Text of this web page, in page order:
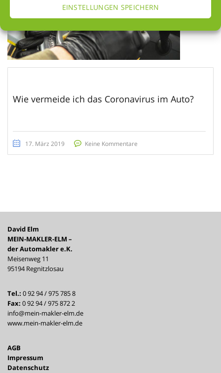
EINSTELLUNGEN SPEICHERN
Wie vermeide ich das Coronavirus im Auto?
17. März 2019 Keine Kommentare
David Elm
MEIN-MAKLER-ELM –
der Automakler e.K.
Meisenweg 11
95194 Regnitzlosau
Tel.: 0 92 94 / 975 785 8
Fax: 0 92 94 / 975 872 2
info@mein-makler-elm.de
www.mein-makler-elm.de
AGB
Impressum
Datenschutz